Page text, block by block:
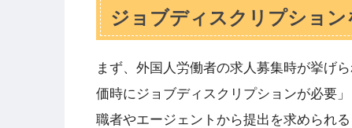
ジョブディスクリプション
まず、外国人労働者の求人募集時が挙げ
価時にジョブディスクリプションが必要
職者やエージェントから提出を求められる